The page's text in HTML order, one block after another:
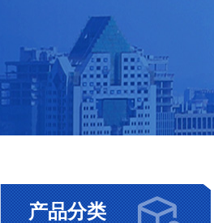
产品分类